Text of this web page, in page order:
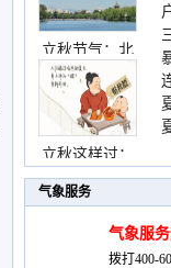
立秋节气：北
立秋这样过：
气象服务
气象服
拨打400-